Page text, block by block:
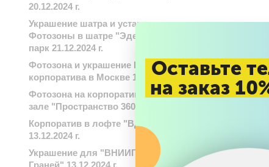
20.12.2024 г.
Украшение шатра и установка
Фотозоны в шатре "Эдельвейс"-Охта
парк 21.12.2024 г.
Фотозона и украшение Новогоднего
корпоратива в Москве 17.12.2024 г.
Фотозона на корпоратив в банкетном
зале "Пространство 360". 17.12.2024 г.
Корпоратив в лофте "Вдохновение"
13.12.2024 г.
Украшение для "ВНИИГАЗ" Бц "8
Граней" 13.12.2024 г.
Оставьте
на заказ